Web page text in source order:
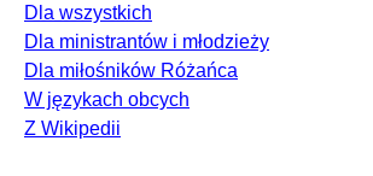
Dla wszystkich
Dla ministrantów i młodzieży
Dla miłośników Różańca
W językach obcych
Z Wikipedii